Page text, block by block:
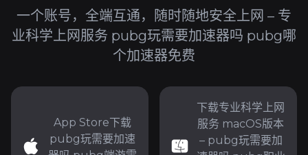
一个账号，全端互通，随时随地安全上网 – 专
业科学上网服务 pubg玩需要加速器吗 pubg哪
个加速器免费
App Store下载
pubg玩需要加速
下载专业科学上网
服务 macOS版本
– pubg玩需要加